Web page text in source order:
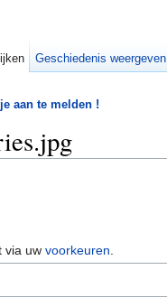
aan te melden !
via uwvoorkeuren
Geschiedenis weergeven